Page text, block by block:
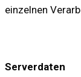
einzelnen
Serverdaten